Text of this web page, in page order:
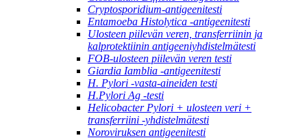
Cryptosporidium-antigeenitesti
Entamoeba Histolytica -antigeenitesti
Ulosteen piilevän veren, transferriinin ja
kalprotektiinin antigeeniyhdistelmätesti
FOB-ulosteen piilevän veren testi
Giardia Iamblia -antigeenitesti
H. Pylori -vasta-aineiden testi
H.Pylori Ag -testi
Helicobacter Pylori + ulosteen veri +
transferriini -yhdistelmätesti
Noroviruksen antigeenitesti